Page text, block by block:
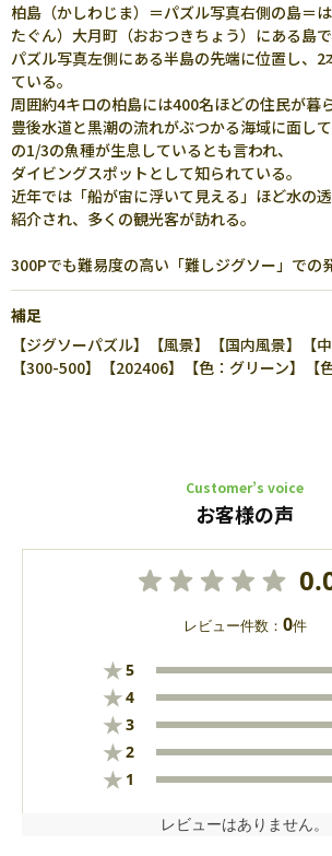
柏島（かしわじま）＝パズル写真右側の島＝
たぐん）大月町（おおつきちょう）にある島で
パズル写真左側にある半島の先端に位置し、2
ている。
周囲約4キロの柏島には400名ほどの住民が暮
豊後水道と黒潮の流れがぶつかる海域に面し
の1/3の魚種が生息しているとも言われ、
ダイビングスポットとして知られている。
近年では「船が宙に浮いて見える」ほど水の
紹介され、多くの観光客が訪れる。
300Pでも難易度の高い「難しジグソー」での
補足
【ジグソーパズル】【風景】【国内風景】【
【300-500】【202406】【色：グリーン】【
Customer’s voice
お客様の声
レビュー件数： 0件
★5
★4
★3
★2
★ 1
レビューはありません。